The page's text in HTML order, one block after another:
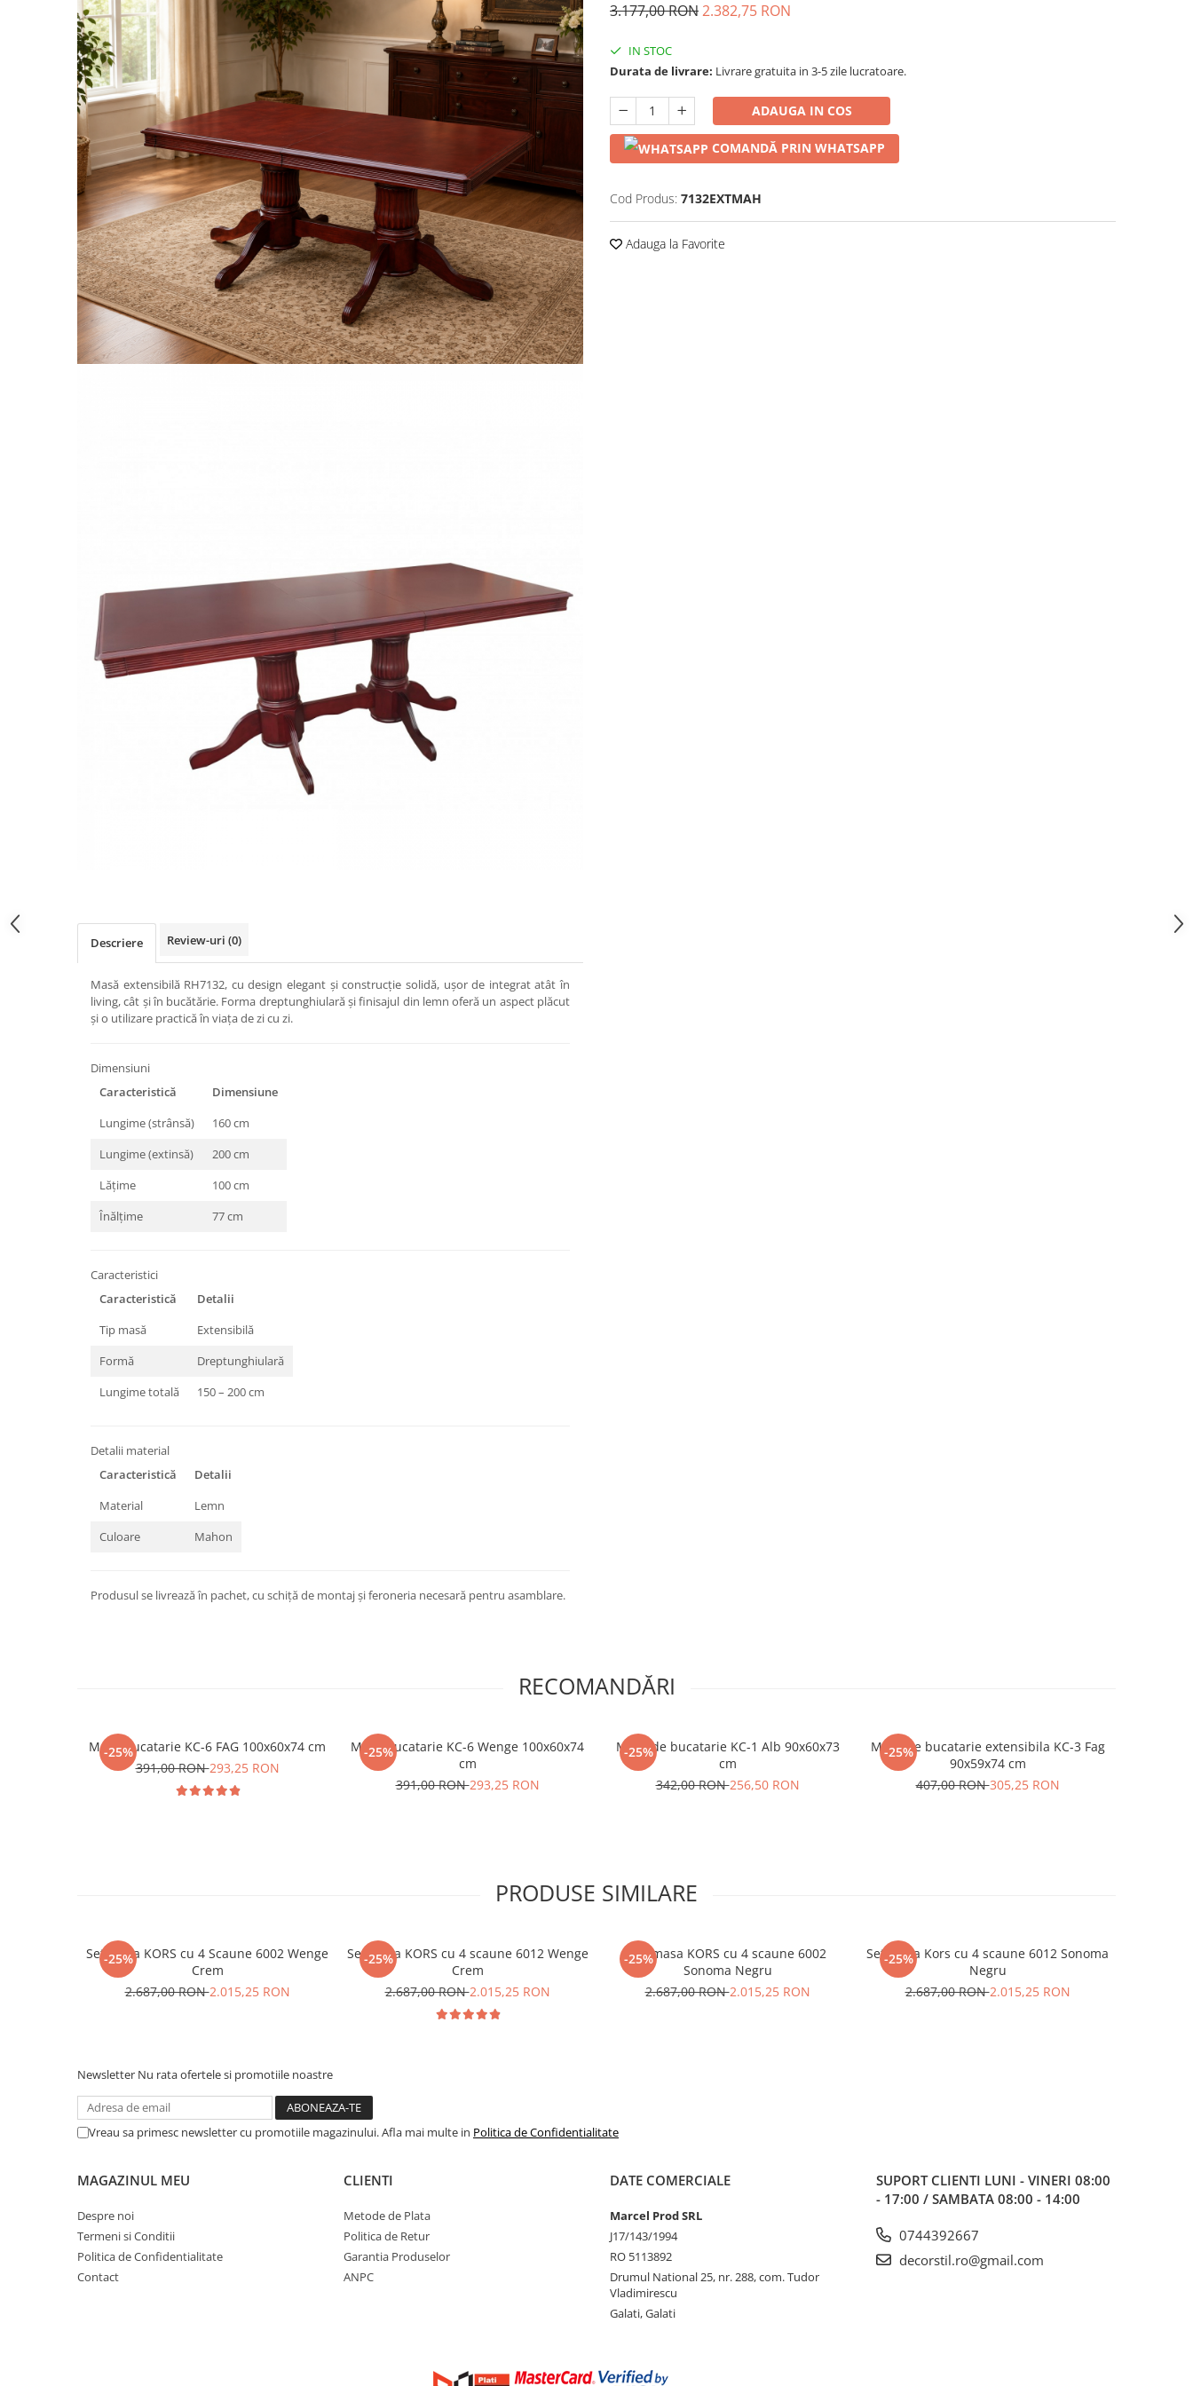
3.177,00 RON2.382,75 RON
IN STOC
Durata de livrare: Livrare gratuita in 3-5 zile lucratoare.
ADAUGA IN COS
COMANDĂ PRIN WHATSAPP
Cod Produs: 7132EXTMAH
Adauga la Favorite
Descriere Review-uri (0)
Masă extensibilă RH7132, cu design elegant și construcție solidă, ușor de integrat atât în
living, cât și în bucătărie. Forma dreptunghiulară și finisajul din lemn oferă un aspect plăcut
și o utilizare practică în viața de zi cu zi.
Dimensiuni
Caracteristică
Dimensiune
Lungime (strânsă)
160 cm
Lungime (extinsă)
200 cm
Lățime
100 cm
Înălțime
77 cm
Caracteristici
Caracteristică
Detalii
Tip masă
Extensibilă
Formă
Dreptunghiulară
Lungime totală
150 – 200 cm
Detalii material
Caracteristică
Detalii
Material
Lemn
Culoare
Mahon
Produsul se livrează în pachet, cu schiță de montaj și feroneria necesară pentru asamblare.
RECOMANDĂRI
-25%
Masa bucatarie KC-6 FAG 100x60x74 cm
391,00 RON293,25 RON
-25%
Masa bucatarie KC-6 Wenge 100x60x74
cm
391,00 RON293,25 RON
-25%
Masa de bucatarie KC-1 Alb 90x60x73
cm
342,00 RON256,50 RON
-25%
Masa de bucatarie extensibila KC-3 Fag
90x59x74 cm
407,00 RON305,25 RON
PRODUSE SIMILARE
-25%
Set masa KORS cu 4 Scaune 6002 Wenge
Crem
2.687,00 RON2.015,25 RON
-25%
Set masa KORS cu 4 scaune 6012 Wenge
Crem
2.687,00 RON2.015,25 RON
-25%
Set masa KORS cu 4 scaune 6002
Sonoma Negru
2.687,00 RON2.015,25 RON
-25%
Set masa Kors cu 4 scaune 6012 Sonoma
Negru
2.687,00 RON2.015,25 RON
Newsletter Nu rata ofertele si promotiile noastre
Vreau sa primesc newsletter cu promotiile magazinului. Afla mai multe in Politica de Confidentialitate
MAGAZINUL MEU
Despre noi
Termeni si Conditii
Politica de Confidentialitate
Contact
CLIENTI
Metode de Plata
Politica de Retur
Garantia Produselor
ANPC
DATE COMERCIALE
Marcel Prod SRL
J17/143/1994
RO 5113892
Drumul National 25, nr. 288, com. Tudor
Vladimirescu
Galati, Galati
SUPORT CLIENTI LUNI - VINERI 08:00
- 17:00 / SAMBATA 08:00 - 14:00
0744392667
decorstil.ro@gmail.com